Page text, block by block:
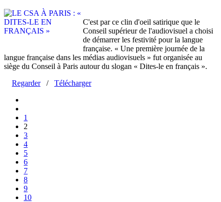
C'est par ce clin d'oeil satirique que le
Conseil supérieur de l'audiovisuel a choisi
de démarrer les festivité pour la langue
française. « Une première journée de la
langue française dans les médias audiovisuels » fut organisée au
siège du Conseil à Paris autour du slogan « Dites-le en français ».
Regarder/ Télécharger
1
2
3
4
5
6
7
8
9
10